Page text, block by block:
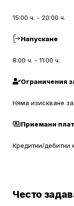
15:00 ч. - 20:00 ч.
Напускане
8:00 ч. - 11:00 ч.
Ограничения
Няма изискване
Приемани
Кредитни/дебитни
Често